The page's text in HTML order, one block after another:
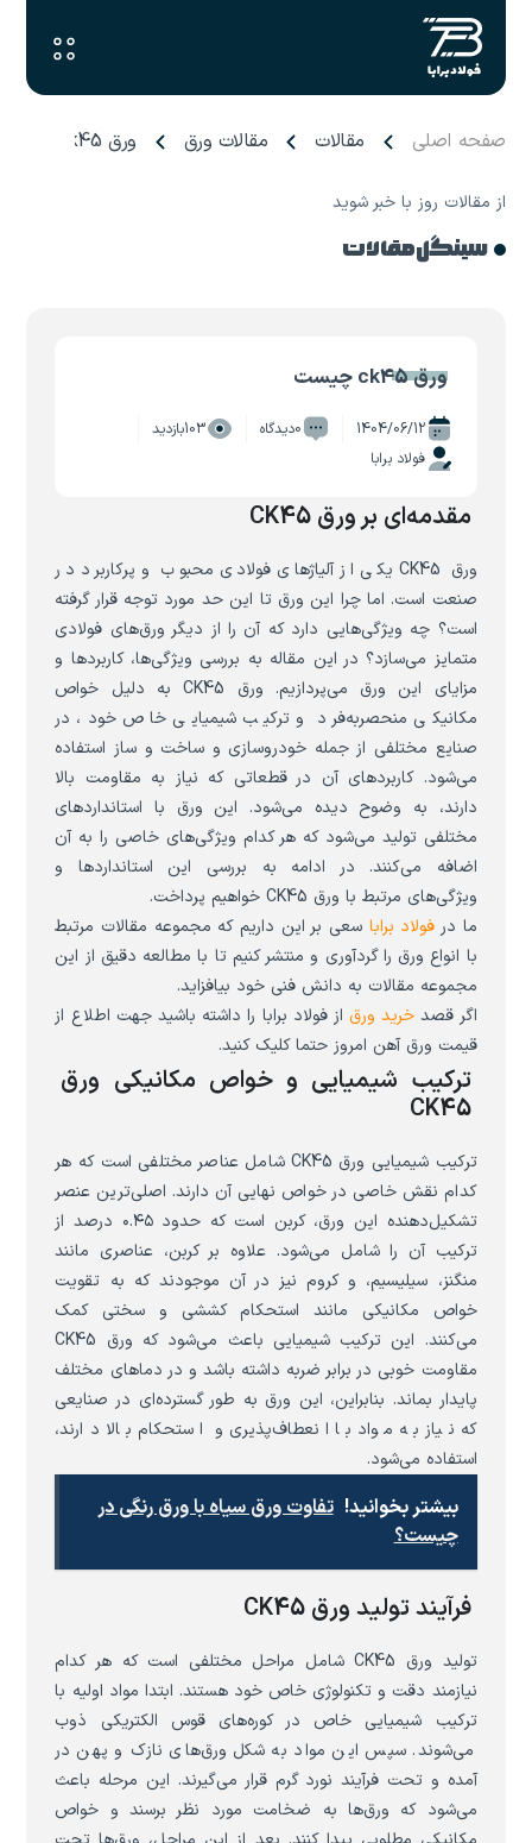
صفحه اصلی مقالات مقالات ورق ورق ck45 چیست
از مقالات روز با خبر شوید
سینگل مقالات
ورق ck45 چیست
1404/06/12 0دیدگاه
103بازدید
فولاد برابا
مقدمه‌ای بر ورق CK45
ورق CK45 یکی از آلیاژهای فولادی محبوب و پرکاربرد در
صنعت است. اما چرا این ورق تا این حد مورد توجه قرار گرفته
است؟ چه ویژگی‌هایی دارد که آن را از دیگر ورق‌های فولادی
متمایز می‌سازد؟ در این مقاله به بررسی ویژگی‌ها، کاربردها و
مزایای این ورق می‌پردازیم. ورق CK45 به دلیل خواص
مکانیکی منحصربه‌فرد و ترکیب شیمیایی خاص خود، در
صنایع مختلفی از جمله خودروسازی و ساخت و ساز استفاده
می‌شود. کاربردهای آن در قطعاتی که نیاز به مقاومت بالا
دارند، به وضوح دیده می‌شود. این ورق با استانداردهای
مختلفی تولید می‌شود که هر کدام ویژگی‌های خاصی را به آن
اضافه می‌کنند. در ادامه به بررسی این استانداردها و
ویژگی‌های مرتبط با ورق CK45 خواهیم پرداخت.
ما در فولاد برابا سعی بر این داریم که مجموعه مقالات مرتبط
با انواع ورق را گردآوری و منتشر کنیم تا با مطالعه دقیق از این
مجموعه مقالات به دانش فنی خود بیافزاید.
اگر قصد خرید ورقاز فولاد برابا را داشته باشید جهت اطلاع از
قیمت ورق آهن امروز حتما کلیک کنید.
ترکیب شیمیایی و خواص مکانیکی ورق
CK45
ترکیب شیمیایی ورق CK45 شامل عناصر مختلفی است که هر
کدام نقش خاصی در خواص نهایی آن دارند. اصلی‌ترین عنصر
تشکیل‌دهنده این ورق، کربن است که حدود ۰.۴۵ درصد از
ترکیب آن را شامل می‌شود. علاوه بر کربن، عناصری مانند
منگنز، سیلیسیم، و کروم نیز در آن موجودند که به تقویت
خواص مکانیکی مانند استحکام کششی و سختی کمک
می‌کنند. این ترکیب شیمیایی باعث می‌شود که ورق CK45
مقاومت خوبی در برابر ضربه داشته باشد و در دماهای مختلف
پایدار بماند. بنابراین، این ورق به طور گسترده‌ای در صنایعی
که نیاز به مواد با انعطاف‌پذیری و استحکام بالا دارند،
استفاده می‌شود.
بیشتر بخوانید! تفاوت ورق سیاه با ورق رنگی در
چیست؟
فرآیند تولید ورق CK45
تولید ورق CK45 شامل مراحل مختلفی است که هر کدام
نیازمند دقت و تکنولوژی خاص خود هستند. ابتدا مواد اولیه با
ترکیب شیمیایی خاص در کوره‌های قوس الکتریکی ذوب
می‌شوند. سپس این مواد به شکل ورق‌های نازک و پهن در
آمده و تحت فرآیند نورد گرم قرار می‌گیرند. این مرحله باعث
می‌شود که ورق‌ها به ضخامت مورد نظر برسند و خواص